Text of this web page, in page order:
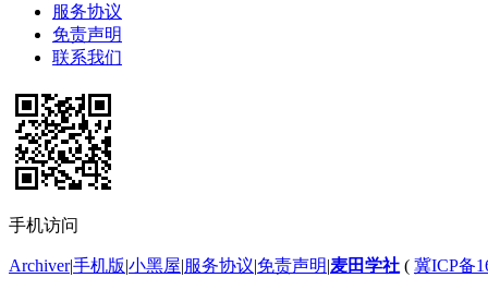
服务协议
免责声明
联系我们
手机访问
Archiver|手机版|小黑屋|服务协议|免责声明|麦田学社 ( 冀ICP备